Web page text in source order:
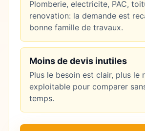
Plomberie, electricite, PAC,
renovation: la demande est
bonne famille de travaux.
Moins de devis inutiles
Plus le besoin est clair, plus le
exploitable pour comparer
temps.